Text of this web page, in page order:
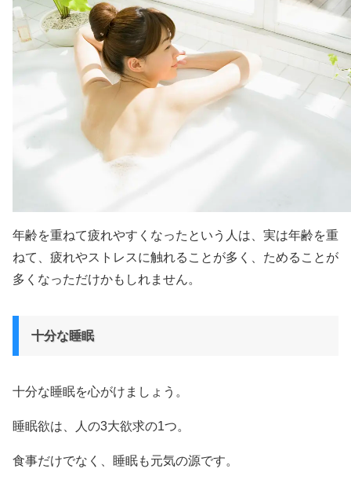
年齢を重ねて疲れやすくなったという人は、実は年齢を重
ねて、疲れやストレスに触れることが多く、ためることが
多くなっただけかもしれません。
十分な睡眠
十分な睡眠を心がけましょう。
睡眠欲は、人の3大欲求の1つ。
食事だけでなく、睡眠も元気の源です。